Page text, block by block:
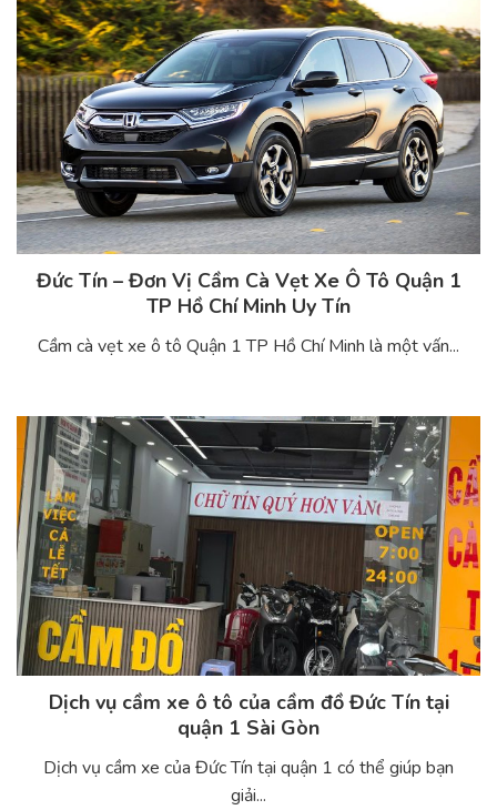
Đức Tín – Đơn Vị Cầm Cà Vẹt Xe Ô Tô Quận 1
TP Hồ Chí Minh Uy Tín
Cầm cà vẹt xe ô tô Quận 1 TP Hồ Chí Minh là một vấn...
Dịch vụ cầm xe ô tô của cầm đồ Đức Tín tại
quận 1 Sài Gòn
Dịch vụ cầm xe của Đức Tín tại quận 1 có thể giúp bạn
giải...